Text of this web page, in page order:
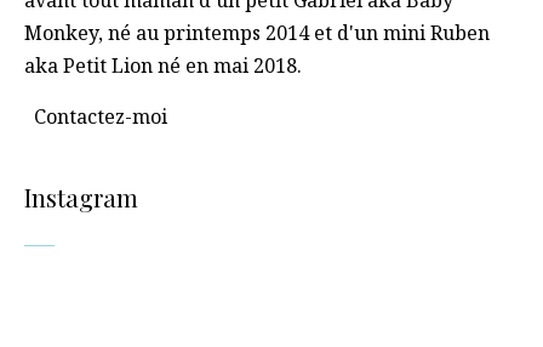
Monkey, né au printemps 2014 et d'un mini Ruben
aka Petit Lion né en mai 2018.
Contactez-moi
Instagram